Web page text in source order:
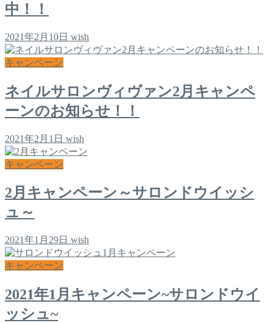
中！！
2021年2月10日 wish
キャンペーン
ネイルサロンヴィヴァン2月キャンペ
ーンのお知らせ！！
2021年2月1日 wish
キャンペーン
2月キャンペーン～サロンドウイッシ
ュ～
2021年1月29日 wish
キャンペーン
2021年1月キャンペーン~サロンドウイ
ッシュ~